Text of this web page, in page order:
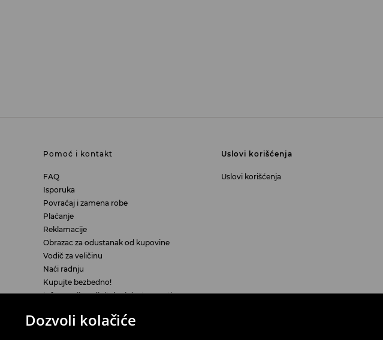
Dozvoli kolačiće
Pomoć i kontakt
FAQ
Isporuka
Povraćaj i zamena robe
Plaćanje
Reklamacije
Obrazac za odustanak od kupovine
Vodič za veličinu
Naći radnju
Kupujte bezbedno!
Informacije o digitalnoj dostupnosti
Uslovi korišćenja
Uslovi korišćenja
LPP